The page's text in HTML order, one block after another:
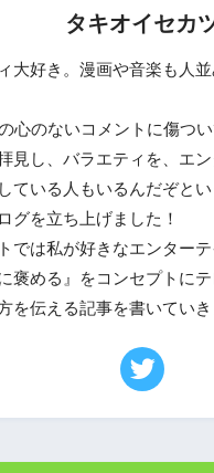
タキオイセカ
大好き。漫画や音楽も人
心のないコメントに傷つ
見し、バラエティを、エ
ている人もいるんだぞと
グを立ち上げました！
では私が好きなエンター
褒める』をコンセプトに
を伝える記事を書いていき